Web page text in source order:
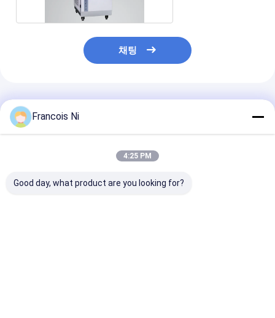
채팅
추천된 제품
Francois Ni
4:25 PM
Good day, what product are you looking for?